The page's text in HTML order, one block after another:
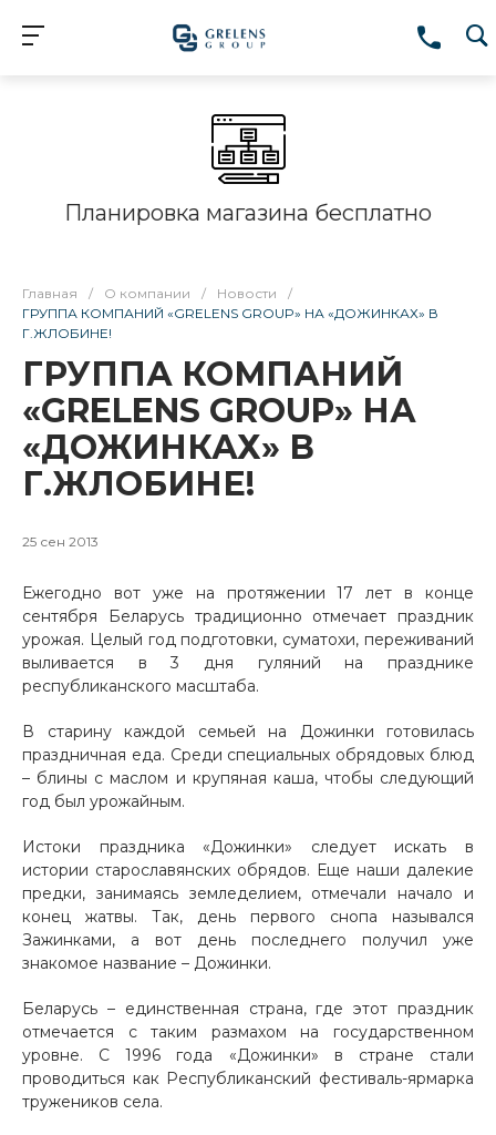
Планировка магазина бесплатно
Главная / О компании / Новости
/
ГРУППА КОМПАНИЙ «GRELENS GROUP» НА «ДОЖИНКАХ» В
Г.ЖЛОБИНЕ!
ГРУППА КОМПАНИЙ
«GRELENS GROUP» НА
«ДОЖИНКАХ» В
Г.ЖЛОБИНЕ!
25 сен 2013
Ежегодно вот уже на протяжении 17 лет в конце
сентября Беларусь традиционно отмечает праздник
урожая. Целый год подготовки, суматохи, переживаний
выливается в 3 дня гуляний на празднике
республиканского масштаба.
В старину каждой семьей на Дожинки готовилась
праздничная еда. Среди специальных обрядовых блюд
– блины с маслом и крупяная каша, чтобы следующий
год был урожайным.
Истоки праздника «Дожинки» следует искать в
истории старославянских обрядов. Еще наши далекие
предки, занимаясь земледелием, отмечали начало и
конец жатвы. Так, день первого снопа назывался
Зажинками, а вот день последнего получил уже
знакомое название – Дожинки.
Беларусь – единственная страна, где этот праздник
отмечается с таким размахом на государственном
уровне. С 1996 года «Дожинки» в стране стали
проводиться как Республиканский фестиваль-ярмарка
тружеников села.